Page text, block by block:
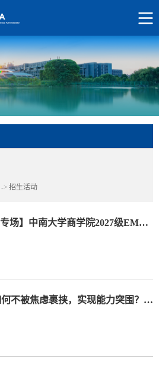
-> 招生活动
【三一集团专场】中南大学商学院2027级EMBA/MBA项目宣讲
AI时代，如何不被焦虑裹挟，实现能力突围？欢迎报名参加2027级EMBA/MBA第三期校园开放日活动